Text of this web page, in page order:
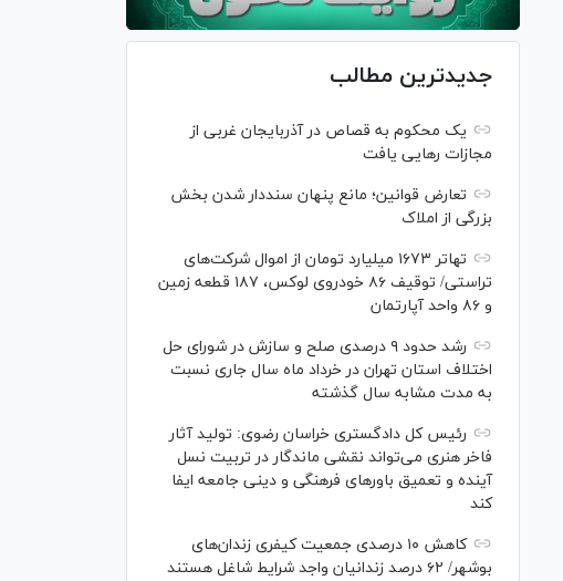
جدیدترین مطالب
یک محکوم به قصاص در آذربایجان‌ غربی از
مجازات رهایی یافت
تعارض قوانین؛ مانع پنهان سنددار شدن بخش
بزرگی از املاک
تهاتر ۱۶۷۳ میلیارد تومان از اموال شرکت‌های
تراستی/ توقیف ۸۶ خودروی لوکس، ۱۸۷ قطعه زمین
و ۸۶ واحد آپارتمان
رشد حدود ۹ درصدی صلح و سازش در شورای حل
اختلاف استان تهران در خرداد ماه سال جاری نسبت
به مدت مشابه سال گذشته
رئیس کل دادگستری خراسان رضوی: تولید آثار
فاخر هنری می‌تواند نقشی ماندگار در تربیت نسل
آینده و تعمیق باور‌های فرهنگی و دینی جامعه ایفا
کند
کاهش ۱۰ درصدی جمعیت کیفری زندان‌های
بوشهر/ ۶۲ درصد زندانیان واجد شرایط شاغل هستند